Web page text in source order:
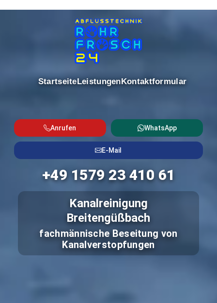
StartseiteLeistungenKontaktformular
Anrufen WhatsApp
E-Mail
+49 1579 23 410 61
Kanalreinigung
Breitengüßbach
fachmännische Beseitung von
Kanalverstopfungen